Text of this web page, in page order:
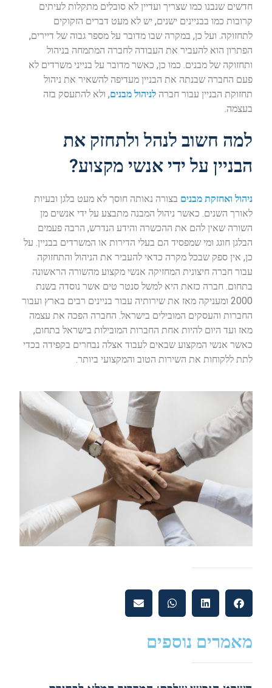
חדשים שנבנו כמו שצריך ועדיין לא סובלים מתקלות לעיתים
קרובות כמו בבניינים ישנים, יש לא מעט דברים הזקוקים
לתחזוקה. ועל כן, במקרה שבו מדובר על מספר גבוה של דיירים,
הפתרון הוא להעביר את העבודה לחברה המתמחה בניהול
ותחזוקה של מבנים. כמו כן, כאשר מדובר על בנייני משרדים לא
פעם החברה שבנתה את הבניין מעדיפה להשאיר את ניהול
תחזוקת הבניין עבור חברהלניהול מבנים, ולא להתעסק בזה
בעצמה.
למה חשוב לנהל ולתחזק את
הבניין על ידי אנשי מקצוע?
ניהול ואחזקת מבנים בצורה נאותה חוסך לא מעט בלגן ובעיות
לאורך השנים. כאשר ניהול המבנה מתבצע על ידי אנשים מן
השורה שאין להם את ההכשרה והידע הנדרש, הרבה פעמים
הבלגן חוגג ומי שמפסיד הם בעלי הדירות או המשרדים בבניין. על
כן, אין ספק שבכל מקרה כדאי להעביר את הניהול והתחזוקה
עבור חברה חיצונית המחזיקה אנשי מקצוע מהשורה הראשונה
בתחום. חברה כזאת היא למשל סנטר טים אשר נוסדה בשנת
2000 ומעניקה מאז את שירותיה עבור בניינים רבים בארץ ועבור
החברות והעסקים המובילים בישראל. החברה הפכה את עצמה
מאז ועד היום להיות אחת החברות המובילות בישראל בתחום,
כאשר אנשי המקצוע שבאים לעבוד אצלה נבחרים בקפידה בכדי
לתת ללקוחות את השירות הטוב והמקצועי ביותר.
מאמרים נוספים